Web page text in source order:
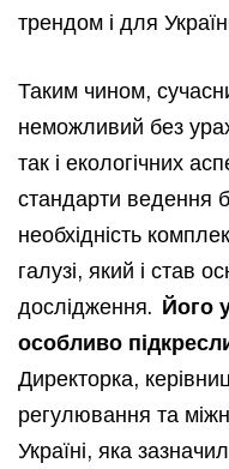
трендом і для
Таким чином,
неможливий без
так і екологічних
стандарти ведення
необхідність
галузі, який і став
дослідження. Його
особливо
Директорка,
регулювання та
Україні, яка